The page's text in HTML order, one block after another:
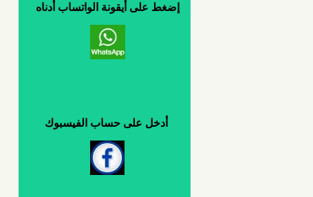
إضغط على أيقونة الواتساب أدناه
أدخل على حساب الفيسبوك